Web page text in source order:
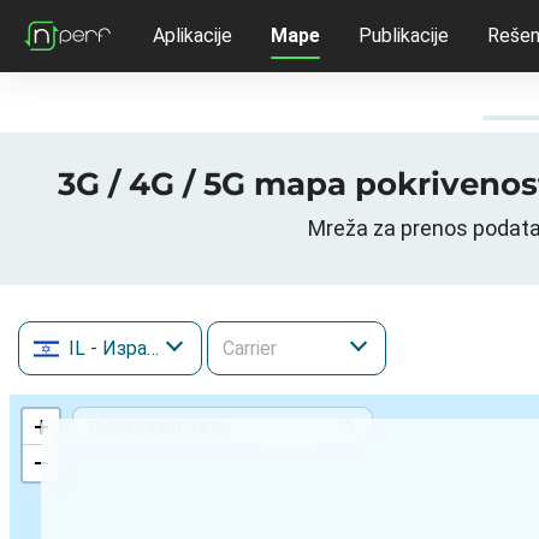
Aplikacije Mape Publikacije
IL - Израел
+
−